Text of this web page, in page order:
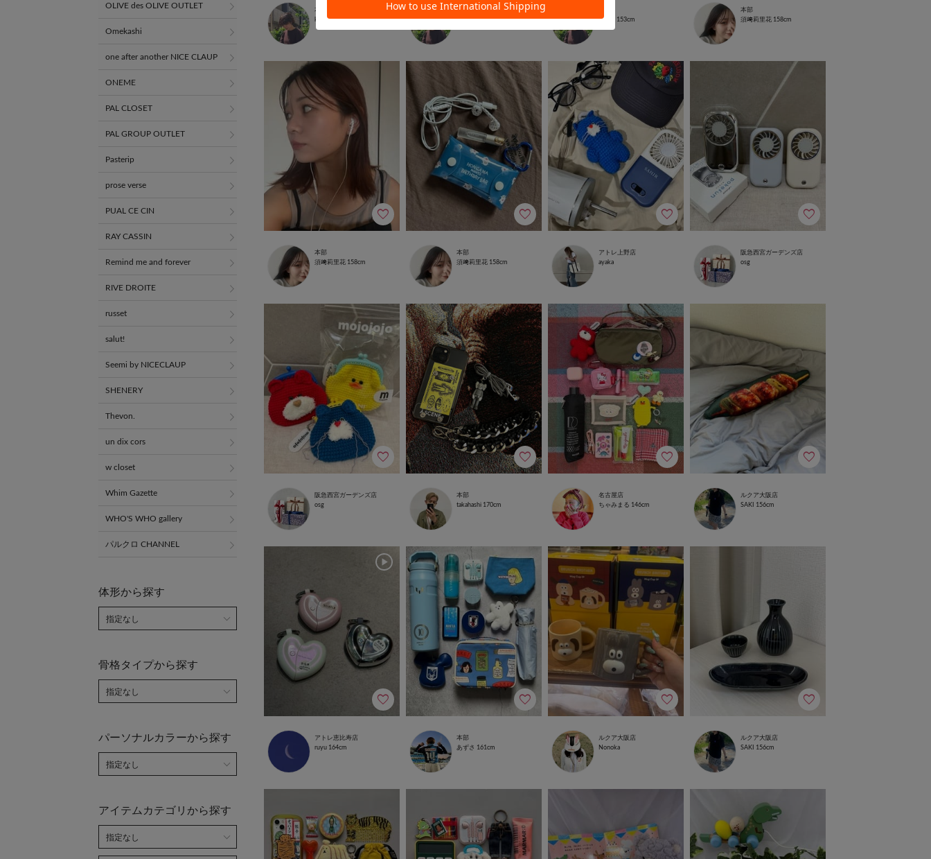
本部
kurata 153cm
本部
kurata 153cm
kurata
153cm
本部
須﨑莉里花 158cm
本部
須﨑莉里花 158cm
本部
須﨑莉里花 158cm
アトレ上野店
ayaka
阪急西宮ガーデンズ店
osg
阪急西宮ガーデンズ店
osg
本部
takahashi 170cm
名古屋店
ちゃみまる 146cm
ルクア大阪店
SAKI
156cm
アトレ恵比寿店
ruyu 164cm
本部
あずさ 161cm
ルクア大阪店
Nonoka
ルクア大阪店
SAKI
156cm
OLIVE des OLIVE OUTLET
Omekashi
one after another NICE CLAUP
ONEME
PAL CLOSET
PAL GROUP OUTLET
Pasterip
prose verse
PUAL CE CIN
RAY CASSIN
Remind me and forever
RIVE DROITE
russet
salut!
Seemi by NICECLAUP
SHENERY
Thevon.
un dix cors
w closet
Whim Gazette
WHO'S WHO gallery
パルクロ CHANNEL
体形から探す
骨格タイプから探す
パーソナルカラーから探す
アイテムカテゴリから探す